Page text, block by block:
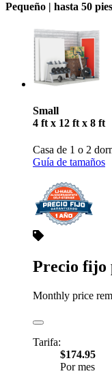
Pequeño | hasta 50
Small
4 ft x 12 ft x 8 ft
Casa de 1 o 2
Guía de tamaños
Precio fijo
Monthly price
Tarifa:
$174.95
Por mes